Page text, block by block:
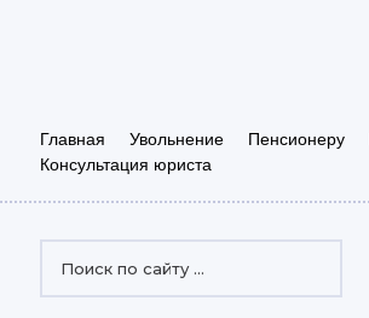
Главная Увольнение Пенсионеру
Консультация юриста